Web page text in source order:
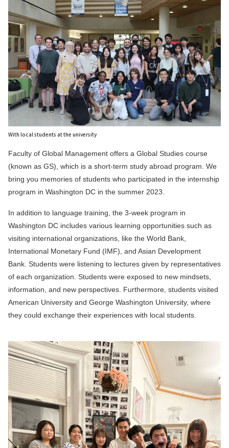
With local students at the university
Faculty of Global Management offers a Global Studies course
(known as GS), which is a short-term study abroad program. We
bring you memories of students who participated in the internship
program in Washington DC in the summer 2023.
In addition to language training, the 3-week program in
Washington DC includes various learning opportunities such as
visiting international organizations, like the World Bank,
International Monetary Fund (IMF), and Asian Development
Bank. Students were listening to lectures given by representatives
of each organization. Students were exposed to new mindsets,
information, and new perspectives. Furthermore, students visited
American University and George Washington University, where
they could exchange their experiences with local students.